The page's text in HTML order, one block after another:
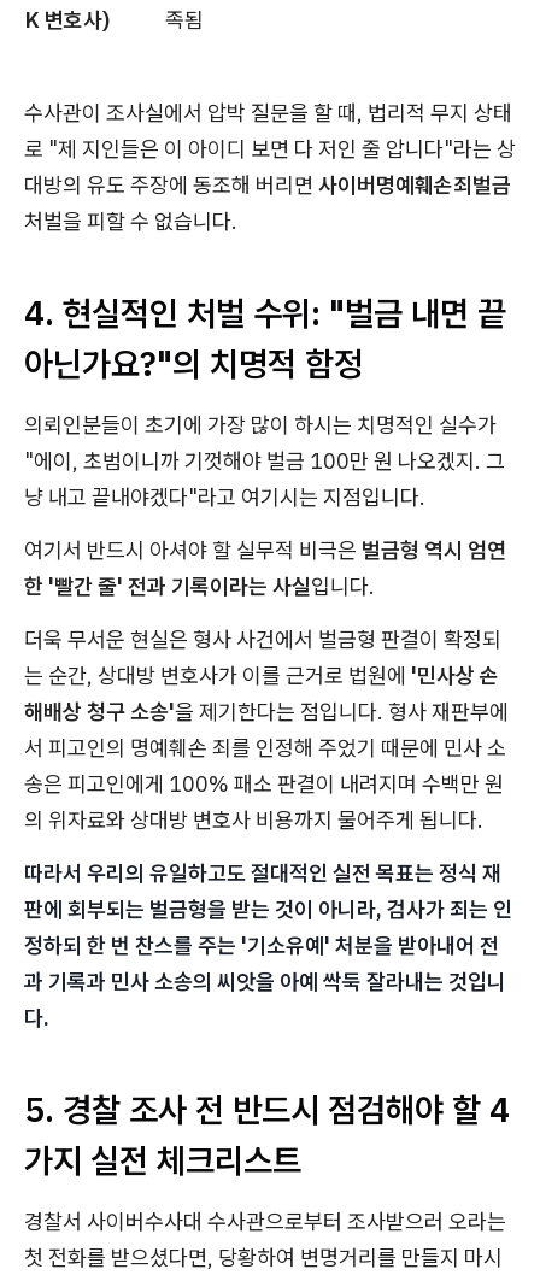
K 변호사)
족됨
수사관이 조사실에서 압박 질문을 할 때, 법리적 무지 상태
로 "제 지인들은 이 아이디 보면 다 저인 줄 압니다"라는 상
대방의 유도 주장에 동조해 버리면 사이버명예훼손죄벌금
처벌을 피할 수 없습니다.
4. 현실적인 처벌 수위: "벌금 내면 끝
아닌가요?"의 치명적 함정
의뢰인분들이 초기에 가장 많이 하시는 치명적인 실수가
"에이, 초범이니까 기껏해야 벌금 100만 원 나오겠지. 그
냥 내고 끝내야겠다"라고 여기시는 지점입니다.
여기서 반드시 아셔야 할 실무적 비극은 벌금형 역시 엄연
한 '빨간 줄' 전과 기록이라는 사실입니다.
더욱 무서운 현실은 형사 사건에서 벌금형 판결이 확정되
는 순간, 상대방 변호사가 이를 근거로 법원에 '민사상 손
해배상 청구 소송'을 제기한다는 점입니다. 형사 재판부에
서 피고인의 명예훼손 죄를 인정해 주었기 때문에 민사 소
송은 피고인에게 100% 패소 판결이 내려지며 수백만 원
의 위자료와 상대방 변호사 비용까지 물어주게 됩니다.
따라서 우리의 유일하고도 절대적인 실전 목표는 정식 재
판에 회부되는 벌금형을 받는 것이 아니라, 검사가 죄는 인
정하되 한 번 찬스를 주는 '기소유예' 처분을 받아내어 전
과 기록과 민사 소송의 씨앗을 아예 싹둑 잘라내는 것입니
다.
5. 경찰 조사 전 반드시 점검해야 할 4
가지 실전 체크리스트
경찰서 사이버수사대 수사관으로부터 조사받으러 오라는
첫 전화를 받으셨다면, 당황하여 변명거리를 만들지 마시